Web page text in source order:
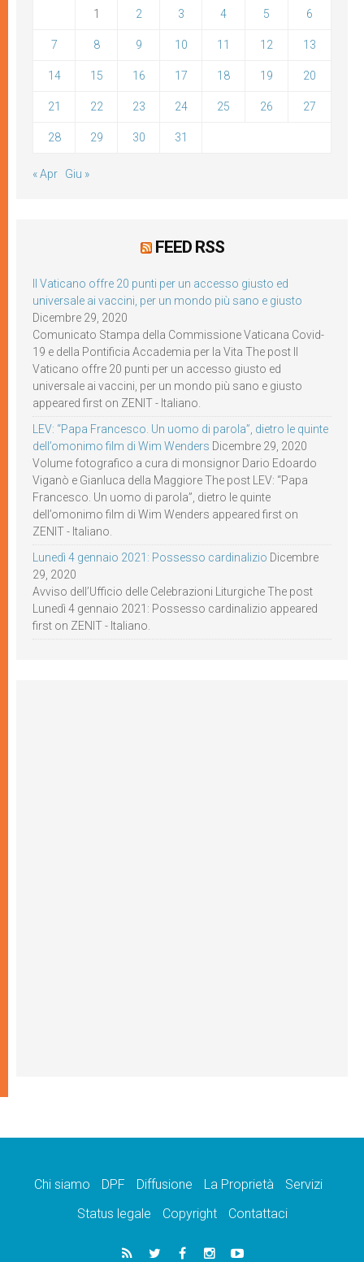
1 2 3 4 5 6
7 8 9 10 11 12 13
14 15 16 17 18 19 20
21 22 23 24 25 26 27
28 29 30 31
« Apr Giu »
FEED RSS
Il Vaticano offre 20 punti per un accesso giusto ed
universale ai vaccini, per un mondo più sano e giusto
Dicembre 29, 2020
Comunicato Stampa della Commissione Vaticana Covid-
19 e della Pontificia Accademia per la Vita The post Il
Vaticano offre 20 punti per un accesso giusto ed
universale ai vaccini, per un mondo più sano e giusto
appeared first on ZENIT - Italiano.
LEV: “Papa Francesco. Un uomo di parola”, dietro le quinte
dell’omonimo film di Wim Wenders Dicembre 29, 2020
Volume fotografico a cura di monsignor Dario Edoardo
Viganò e Gianluca della Maggiore The post LEV: “Papa
Francesco. Un uomo di parola”, dietro le quinte
dell’omonimo film di Wim Wenders appeared first on
ZENIT - Italiano.
Lunedì 4 gennaio 2021: Possesso cardinalizio Dicembre
29, 2020
Avviso dell’Ufficio delle Celebrazioni Liturgiche The post
Lunedì 4 gennaio 2021: Possesso cardinalizio appeared
first on ZENIT - Italiano.
Chi siamo DPF Diffusione La Proprietà
Servizi
Status legale
Copyright Contattaci